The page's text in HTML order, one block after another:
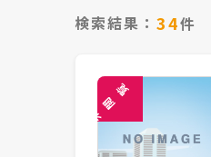
検索結果： 34件
未
閲
覧